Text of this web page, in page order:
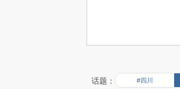
话题： #四川